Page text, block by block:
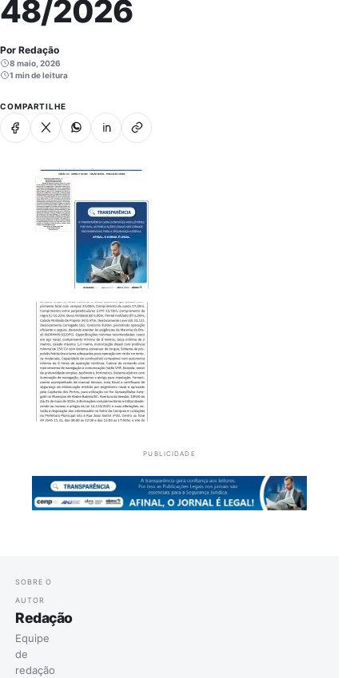
48/2026
Por Redação
8 maio, 2026
1 min de leitura
COMPARTILHE
Facebook
X WhatsappLinkedinCopiar link
PUBLICIDADE
SOBRE O
AUTOR
Redação
Equipe
de
redação